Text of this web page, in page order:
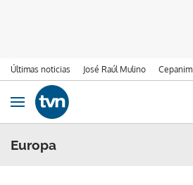
Últimas noticias José Raúl Mulino Cepanim
Ir al contenido
Obrir navegació
Europa